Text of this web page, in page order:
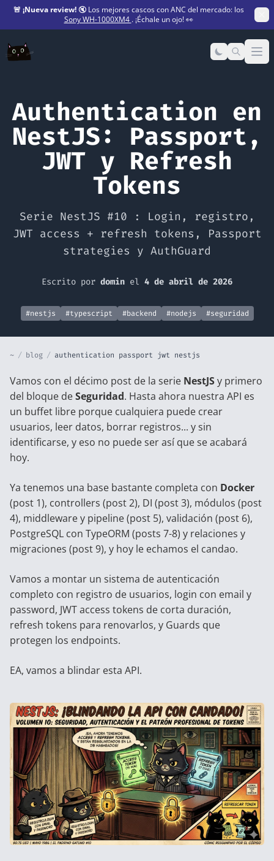
🚨 ¡Nueva review! 🔇 Los mejores cascos con ANC del mercado: los
Sony WH-1000XM4 . ¡Échale un ojo! 👀
Authentication en
NestJS: Passport,
JWT y Refresh
Tokens
Serie NestJS #10 : Login, registro,
JWT access + refresh tokens, Passport
strategies y AuthGuard
Escrito por domin el 4 de abril de 2026
#nestjs #typescript #backend #nodejs #seguridad
~ / blog / authentication passport jwt nestjs
Vamos con el décimo post de la serie NestJSy primero
del bloque deSeguridad. Hasta ahora nuestra API es
un buffet libre porque cualquiera puede crear
usuarios, leer datos, borrar registros... y sin
identificarse, y eso no puede ser así que se acabará
hoy.
Ya tenemos una base bastante completa con Docker
(post 1), controllers (post 2), DI (post 3), módulos (post
4), middleware y pipeline (post 5), validación (post 6),
PostgreSQL con TypeORM (posts 7-8) y relaciones y
migraciones (post 9), y hoy le echamos el candao.
Vamos a montar un sistema de autenticación
completo con registro de usuarios, login con email y
password, JWT access tokens de corta duración,
refresh tokens para renovarlos, y Guards que
protegen los endpoints.
EA, vamos a blindar esta API.